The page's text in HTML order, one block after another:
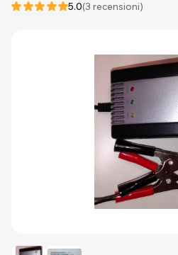
5.0(3 recensioni)